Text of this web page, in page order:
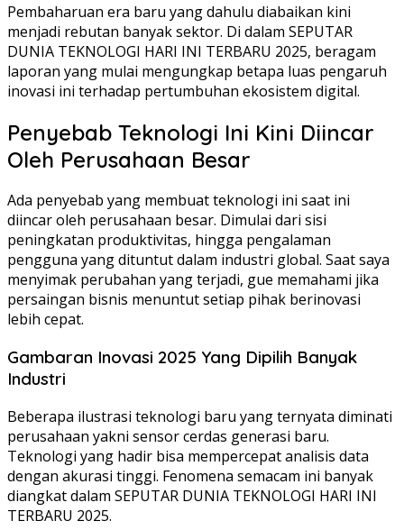
Pembaharuan era baru yang dahulu diabaikan kini
menjadi rebutan banyak sektor. Di dalam SEPUTAR
DUNIA TEKNOLOGI HARI INI TERBARU 2025, beragam
laporan yang mulai mengungkap betapa luas pengaruh
inovasi ini terhadap pertumbuhan ekosistem digital.
Penyebab Teknologi Ini Kini Diincar
Oleh Perusahaan Besar
Ada penyebab yang membuat teknologi ini saat ini
diincar oleh perusahaan besar. Dimulai dari sisi
peningkatan produktivitas, hingga pengalaman
pengguna yang dituntut dalam industri global. Saat saya
menyimak perubahan yang terjadi, gue memahami jika
persaingan bisnis menuntut setiap pihak berinovasi
lebih cepat.
Gambaran Inovasi 2025 Yang Dipilih Banyak
Industri
Beberapa ilustrasi teknologi baru yang ternyata diminati
perusahaan yakni sensor cerdas generasi baru.
Teknologi yang hadir bisa mempercepat analisis data
dengan akurasi tinggi. Fenomena semacam ini banyak
diangkat dalam SEPUTAR DUNIA TEKNOLOGI HARI INI
TERBARU 2025.